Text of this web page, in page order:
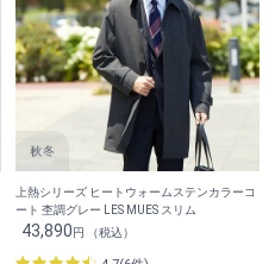
上熱シリーズ ヒートウォームステンカラーコ
ート 杢調グレー LES MUES スリム
43,890円 （税込）